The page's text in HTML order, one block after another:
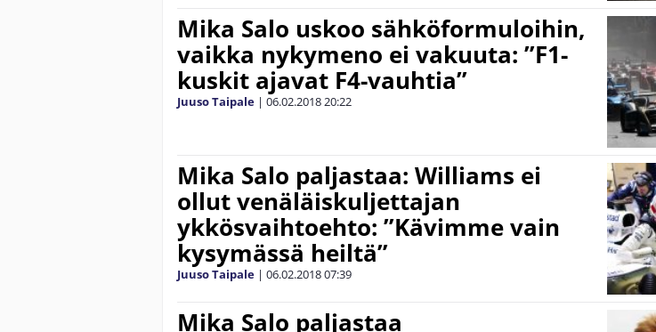
Mika Salo uskoo sähköformuloihin,
vaikka nykymeno ei vakuuta: ”F1-
kuskit ajavat F4-vauhtia”
Juuso Taipale | 06.02.201820:22
Mika Salo paljastaa: Williams ei
ollut venäläiskuljettajan
ykkösvaihtoehto: ”Kävimme vain
kysymässä heiltä”
Juuso Taipale | 06.02.201807:39
Mika Salo paljastaa